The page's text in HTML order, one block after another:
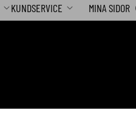
KUNDSERVICE MINA SIDOR